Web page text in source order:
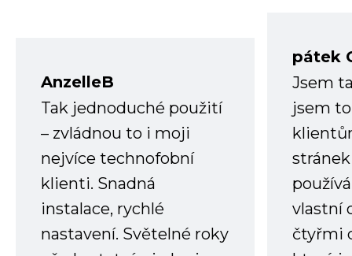
AnzelleB
Tak jednoduché použití
– zvládnou to i moji
nejvíce technofobní
klienti. Snadná
instalace, rychlé
nastavení. Světelné roky
pátek
Jsem
jsem
vlastní
čtyřmi